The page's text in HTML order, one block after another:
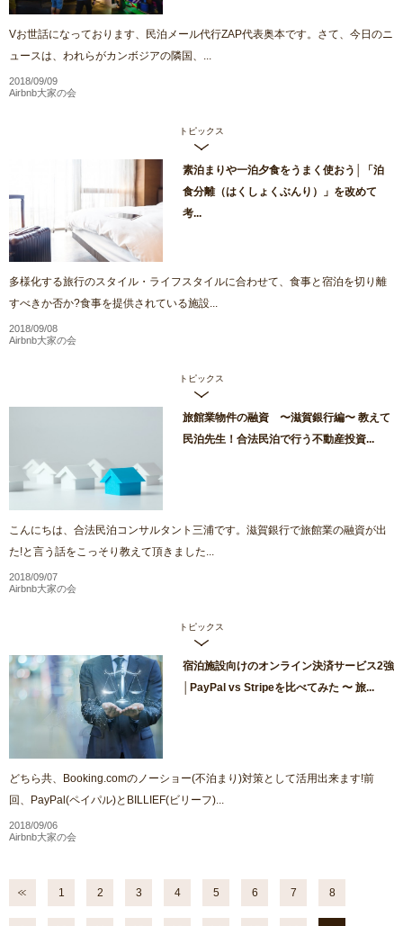
Vお世話になっております、民泊メール代行ZAP代表奥本です。さて、今日のニ
ュースは、われらがカンボジアの隣国、...
2018/09/09
Airbnb大家の会
トピックス
素泊まりや一泊夕食をうまく使おう│「泊
食分離（はくしょくぶんり）」を改めて
考...
多様化する旅行のスタイル・ライフスタイルに合わせて、食事と宿泊を切り離
すべきか否か?食事を提供されている施設...
2018/09/08
Airbnb大家の会
トピックス
旅館業物件の融資 〜滋賀銀行編〜 教えて
民泊先生！合法民泊で行う不動産投資...
こんにちは、合法民泊コンサルタント三浦です。滋賀銀行で旅館業の融資が出
た!と言う話をこっそり教えて頂きました...
2018/09/07
Airbnb大家の会
トピックス
宿泊施設向けのオンライン決済サービス2強
│PayPal vs Stripeを比べてみた 〜 旅...
どちら共、Booking.comのノーショー(不泊まり)対策として活用出来ます!前
回、PayPal(ペイパル)とBILLIEF(ビリーフ)...
2018/09/06
Airbnb大家の会
1 2 3 4 5 6 7 8